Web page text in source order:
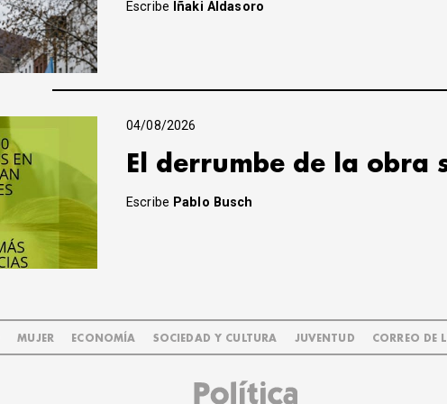
Escribe Iñaki Aldasoro
04/08/2026
El derrumbe de la obra
Escribe Pablo Busch
MUJER ECONOMÍA SOCIEDAD Y CULTURA JUVENTUD CORREO DE